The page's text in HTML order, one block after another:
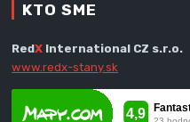
KTO SME
RedX International CZ s.r.o.
www.redx-stany.sk